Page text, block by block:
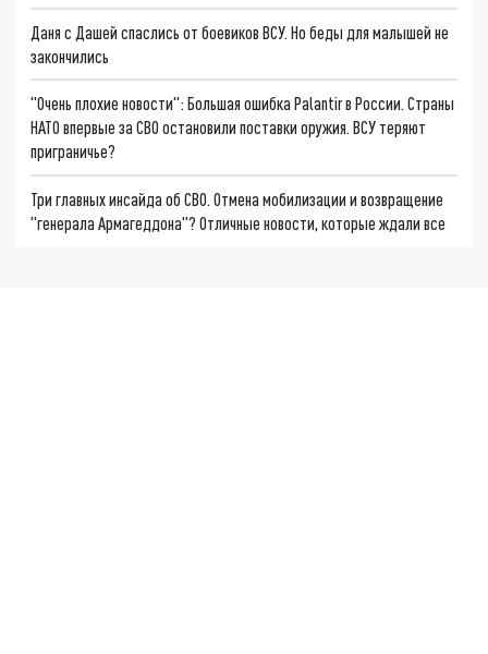
Даня с Дашей спаслись от боевиков ВСУ. Но беды для малышей не
закончились
"Очень плохие новости": Большая ошибка Palantir в России. Страны
НАТО впервые за СВО остановили поставки оружия. ВСУ теряют
приграничье?
Три главных инсайда об СВО. Отмена мобилизации и возвращение
"генерала Армагеддона"? Отличные новости, которые ждали все